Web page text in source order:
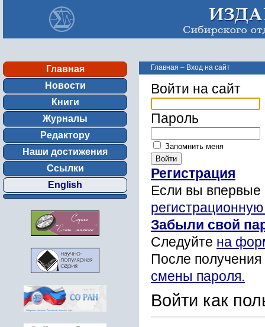
Главная
Новости
Книги
Журналы
Редактору
Наши достижения
Ссылки
English
Главная – Вход на сайт
Войти на сайт
Пароль
Запомнить меня
Регистрация
Если вы впервые
Забыли свой
Следуйте на
После
смены пароля.
Войти как